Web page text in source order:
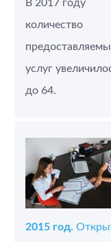
В 2017 году
количество
услуг
до 64.
2015 год.